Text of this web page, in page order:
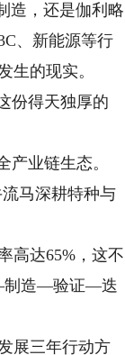
造，还是伽利略
、新能源等行
生的现实。
份得天独厚的
业链生态。
马深耕特种与
高达65%，这不
—制造—验证—迭
展三年行动方